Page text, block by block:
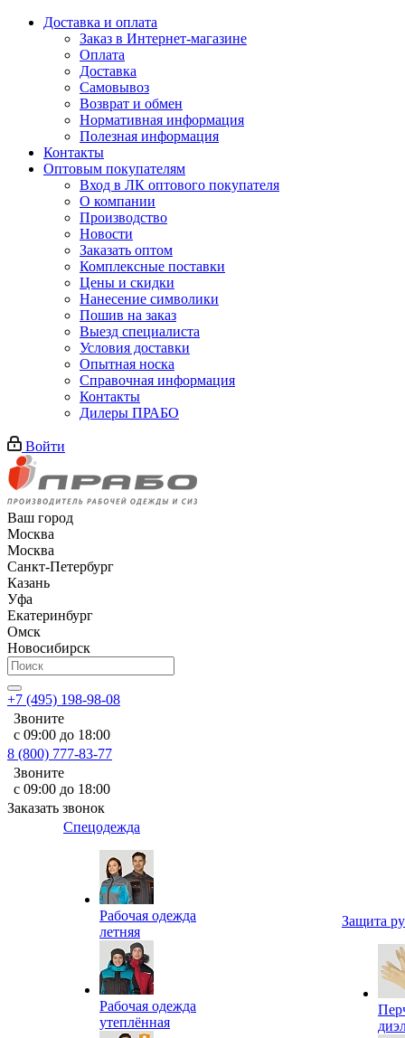
Доставка и оплата
Заказ в Интернет-магазине
Оплата
Доставка
Самовывоз
Возврат и обмен
Нормативная информация
Полезная информация
Контакты
Оптовым покупателям
Вход в ЛК оптового покупателя
О компании
Производство
Новости
Заказать оптом
Комплексные поставки
Цены и скидки
Нанесение символики
Пошив на заказ
Выезд специалиста
Условия доставки
Опытная носка
Справочная информация
Контакты
Дилеры ПРАБО
Войти
Ваш город
Москва
Москва
Санкт-Петербург
Казань
Уфа
Екатеринбург
Омск
Новосибирск
+7 (495) 198-98-08
Звоните
с 09:00 до 18:00
8 (800) 777-83-77
Звоните
с 09:00 до 18:00
Заказать звонок
Спецодежда
Рабочая одежда
летняя
Рабочая одежда
утеплённая
Защита